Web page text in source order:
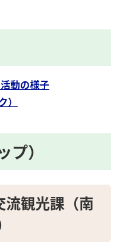
動の様子
）
）
流観光課（南